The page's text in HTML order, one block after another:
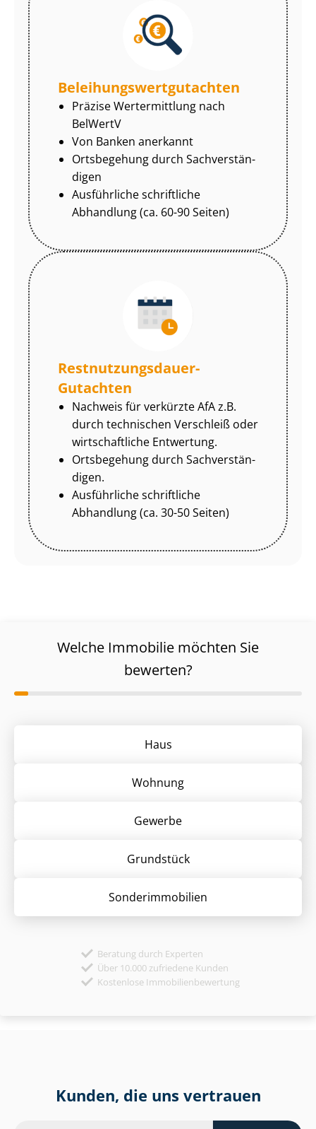
Be­lei­hungs­wert­gut­ach­ten
Präzise Wertermittlung nach
BelWertV
Von Banken anerkannt
Ortsbegehung durch Sach­ver­stän­
di­gen
Ausführliche schriftliche
Abhandlung (ca. 60-90 Seiten)
Rest­nut­zungs­dau­er-
Gutachten
Nachweis für verkürzte AfA z.B.
durch technischen Verschleiß oder
wirtschaftliche Entwertung.
Ortsbegehung durch Sach­ver­stän­
di­gen.
Ausführliche schriftliche
Abhandlung (ca. 30-50 Seiten)
Welche Immobilie möchten Sie
bewerten?
Haus
Wohnung
Gewerbe
Grund­stück
Sonder­immobilien
Beratung durch Experten
Über 10.000 zufriedene Kunden
Kostenlose Immobilienbewertung
Kunden, die uns vertrauen